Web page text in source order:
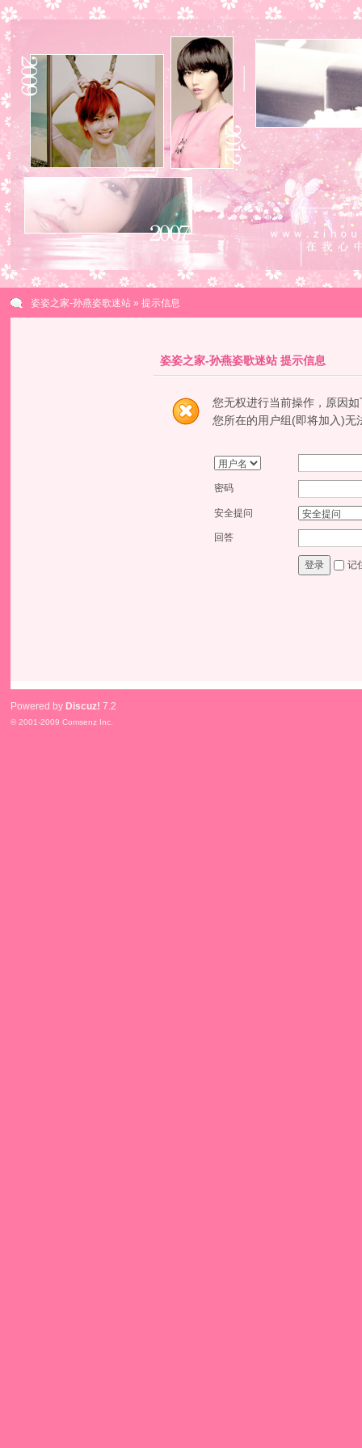
姿姿之家-孙燕姿歌迷站» 提示信息
姿姿之家-孙燕姿歌迷站 提示信息
您无权进行当前操作，原因如
您所在的用户组(即将加入)无
密码
安全提问
回答
登录 记
Powered by Discuz! 7.2
© 2001-2009 Comsenz Inc.